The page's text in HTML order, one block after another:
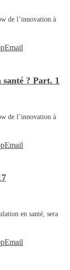
de l’innovation à
Email
? Part. 1
de l’innovation à
Email
en santé, sera
Email